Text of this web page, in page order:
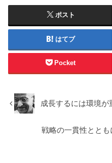
ポスト
はてブ
Pocket
成長するには環境が
戦略の一貫性ととも